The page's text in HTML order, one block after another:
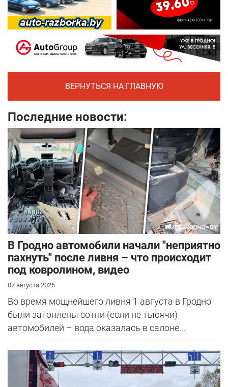
ВЕРНУТЬСЯ НА ГЛАВНУЮ
Последние новости:
В Гродно автомобили начали "неприятно
пахнуть" после ливня – что происходит
под ковролином, видео
07 августа 2026
Во время мощнейшего ливня 1 августа в Гродно
были затоплены сотни (если не тысячи)
автомобилей – вода оказалась в салоне...